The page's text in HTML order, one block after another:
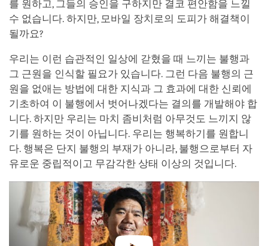
를 원하고, 그들의 승인을 구하지만 결코 편안함을 느낄
수 없습니다. 하지만, 모바일 장치로의 도피가 해결책이
될까요?
우리는 이런 습관적인 일상에 갇혔을 때 느끼는 불행과
그 근원을 인식할 필요가 있습니다. 그런 다음 불행의 근
원을 없애는 방법에 대한 지식과 그 효과에 대한 신뢰에
기초하여 이 불행에서 벗어나겠다는 결의를 개발해야 합
니다. 하지만 우리는 마치 좀비처럼 아무것도 느끼지 않
기를 원하는 것이 아닙니다. 우리는 행복하기를 원합니
다. 행복은 단지 불행의 부재가 아니라, 불행으로부터 자
유로운 중립적이고 무감각한 상태 이상의 것입니다.